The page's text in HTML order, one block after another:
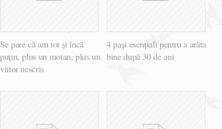
Se pare că am tot și încă
puțin, plus un motan, plus un
viitor nescris
4 pași esențiali pentru a arăta
bine după 30 de ani